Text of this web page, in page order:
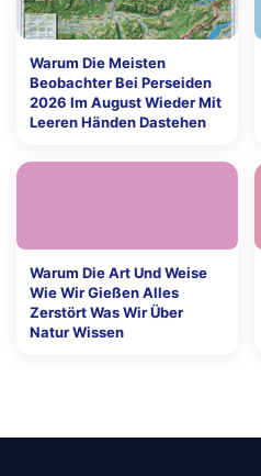
Warum Die Meisten
Beobachter Bei Perseiden
2026 Im August Wieder Mit
Leeren Händen Dastehen
Warum Die Art Und Weise
Wie Wir Gießen Alles
Zerstört Was Wir Über
Natur Wissen